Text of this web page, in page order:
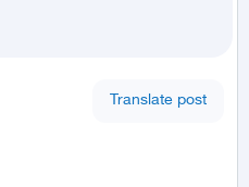
Translate post